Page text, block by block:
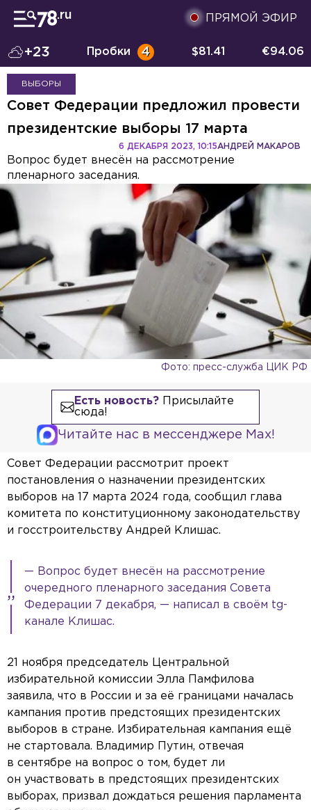
ПРЯМОЙ ЭФИР
+23 Пробки 4 $81.41 €94.06
ВЫБОРЫ
Совет Федерации предложил провести
президентские выборы 17 марта
АНДРЕЙ МАКАРОВ
6 ДЕКАБРЯ 2023, 10:15
Вопрос будет внесён на рассмотрение
пленарного заседания.
Фото: пресс-служба ЦИК РФ
Есть новость?Присылайте
сюда!
Читайте нас в мессенджере Max!
Совет Федерации рассмотрит проект
постановления о назначении президентских
выборов на 17 марта 2024 года, сообщил глава
комитета по конституционному законодательству
и госстроительству Андрей Клишас.
— Вопрос будет внесён на рассмотрение
очередного пленарного заседания Совета
Федерации 7 декабря, — написал в своём tg-
канале Клишас.
21 ноября председатель Центральной
избирательной комиссии Элла Памфилова
заявила, что в России и за её границами началась
кампания против предстоящих президентских
выборов в стране. Избирательная кампания ещё
не стартовала. Владимир Путин, отвечая
в сентябре на вопрос о том, будет ли
он участвовать в предстоящих президентских
выборах, призвал дождаться решения парламента